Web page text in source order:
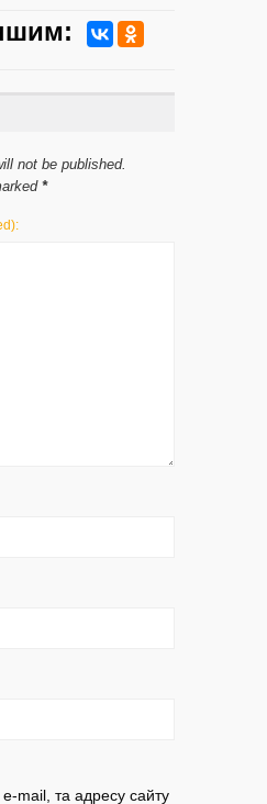
not be published.
*
mail, та адресу сайту